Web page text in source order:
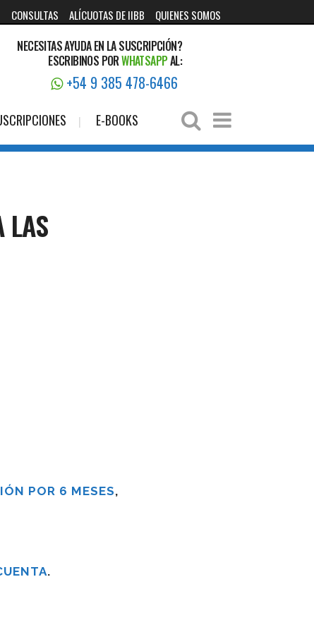
CONSULTAS ALÍCUOTAS DE IIBB QUIENES SOMOS
NECESITAS AYUDA EN LA SUSCRIPCIÓN?
ESCRIBINOS PORWHATSAPPAL:
+54 9 385 478-6466
E-BOOKS
LAS
POR 6 MESES,
.